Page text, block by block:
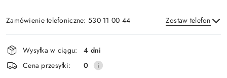
Zamówienie telefoniczne: 530 11 00 44 Zostaw telefon
Wyślij
Dostępność
i
dostawa
Wysyłka w ciągu:
4 dni
Cena przesyłki:
0